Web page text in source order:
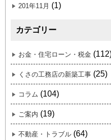
201年11月 (1)
カテゴリー
お金・住宅ローン・税金
くさの工務店の新築工事 (25)
コラム (104)
ご案内 (19)
不動産・トラブル (64)